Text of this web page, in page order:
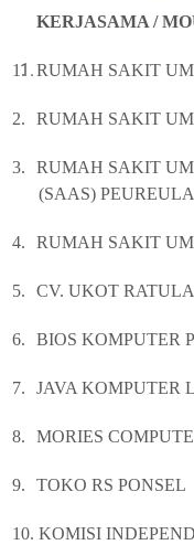
KERJASAMA /
1. RUMAH SAKIT
2. RUMAH SAKIT
3.
RUMAH SAKIT
(SAAS)
4. RUMAH SAKIT
5. CV. UKOT
6. BIOS KOMPUTER
7. JAVA KOMPUTER
8. MORIES
9. TOKO RS PONSEL
10. KOMISI